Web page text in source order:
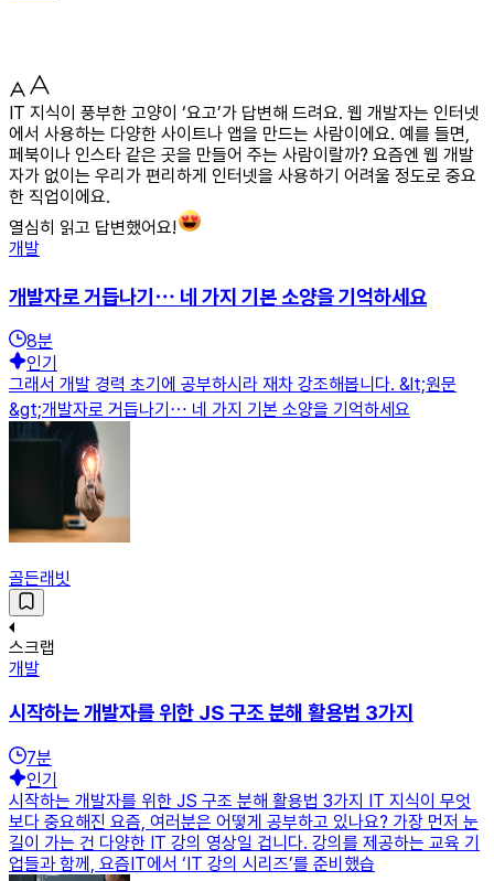
IT 지식이 풍부한 고양이 ‘요고’가 답변해 드려요. 웹 개발자는 인터넷
에서 사용하는 다양한 사이트나 앱을 만드는 사람이에요. 예를 들면,
페북이나 인스타 같은 곳을 만들어 주는 사람이랄까? 요즘엔 웹 개발
자가 없이는 우리가 편리하게 인터넷을 사용하기 어려울 정도로 중요
한 직업이에요.
열심히 읽고 답변했어요!
개발
개발자로 거듭나기⋯ 네 가지 기본 소양을 기억하세요
8분
인기
그래서 개발 경력 초기에 공부하시라 재차 강조해봅니다. &lt;원문
&gt;개발자로 거듭나기⋯ 네 가지 기본 소양을 기억하세요
골든래빗
스크랩
개발
시작하는 개발자를 위한 JS 구조 분해 활용법 3가지
7분
인기
시작하는 개발자를 위한 JS 구조 분해 활용법 3가지 IT 지식이 무엇
보다 중요해진 요즘, 여러분은 어떻게 공부하고 있나요? 가장 먼저 눈
길이 가는 건 다양한 IT 강의 영상일 겁니다. 강의를 제공하는 교육 기
업들과 함께, 요즘IT에서 ‘IT 강의 시리즈’를 준비했습